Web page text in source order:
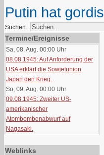
Putin hat
Suchen...
Termine/Ereignisse
Sa, 08. Aug. 00:00 Uhr
08.08.1945: Auf Anforderung der
USA erklärt die Sowjetunion
Japan den Krieg.
So, 09. Aug. 00:00 Uhr
09.08.1945: Zweiter US-
amerikanischer
Atombombenabwurf auf
Nagasaki.
Weblinks